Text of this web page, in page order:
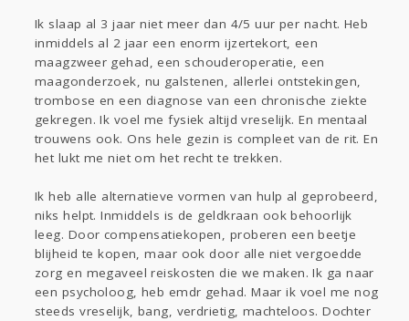
Ik slaap al 3 jaar niet meer dan 4/5 uur per nacht. Heb
inmiddels al 2 jaar een enorm ijzertekort, een
maagzweer gehad, een schouderoperatie, een
maagonderzoek, nu galstenen, allerlei ontstekingen,
trombose en een diagnose van een chronische ziekte
gekregen. Ik voel me fysiek altijd vreselijk. En mentaal
trouwens ook. Ons hele gezin is compleet van de rit. En
het lukt me niet om het recht te trekken.
Ik heb alle alternatieve vormen van hulp al geprobeerd,
niks helpt. Inmiddels is de geldkraan ook behoorlijk
leeg. Door compensatiekopen, proberen een beetje
blijheid te kopen, maar ook door alle niet vergoedde
zorg en megaveel reiskosten die we maken. Ik ga naar
een psycholoog, heb emdr gehad. Maar ik voel me nog
steeds vreselijk, bang, verdrietig, machteloos. Dochter